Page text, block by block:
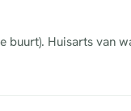
Huisarts van